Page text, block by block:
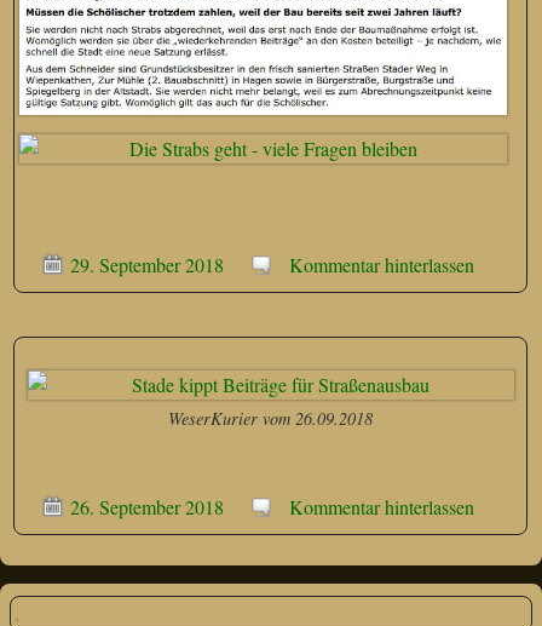
29. September 2018 Kommentar hinterlassen
WeserKurier vom 26.09.2018
26. September 2018 Kommentar hinterlassen